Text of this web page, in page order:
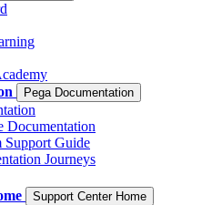
Pega Documentation
Documentation
Support Guide
Journeys
Support Center Home